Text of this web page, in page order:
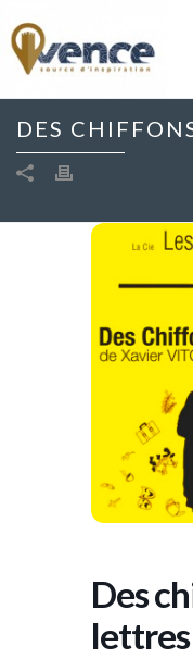
DES
Des
lettres